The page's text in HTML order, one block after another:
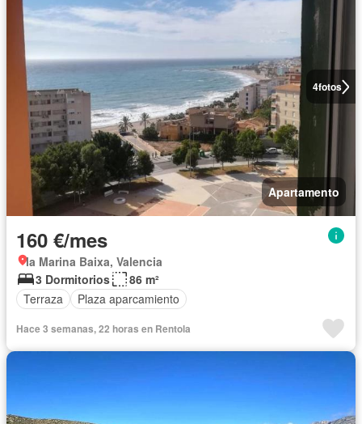
4fotos
Apartamento
160 €/mes
la Marina Baixa, Valencia
3 Dormitorios
86 m²
Terraza
Plaza aparcamiento
Hace 3 semanas, 22 horas en Rentola